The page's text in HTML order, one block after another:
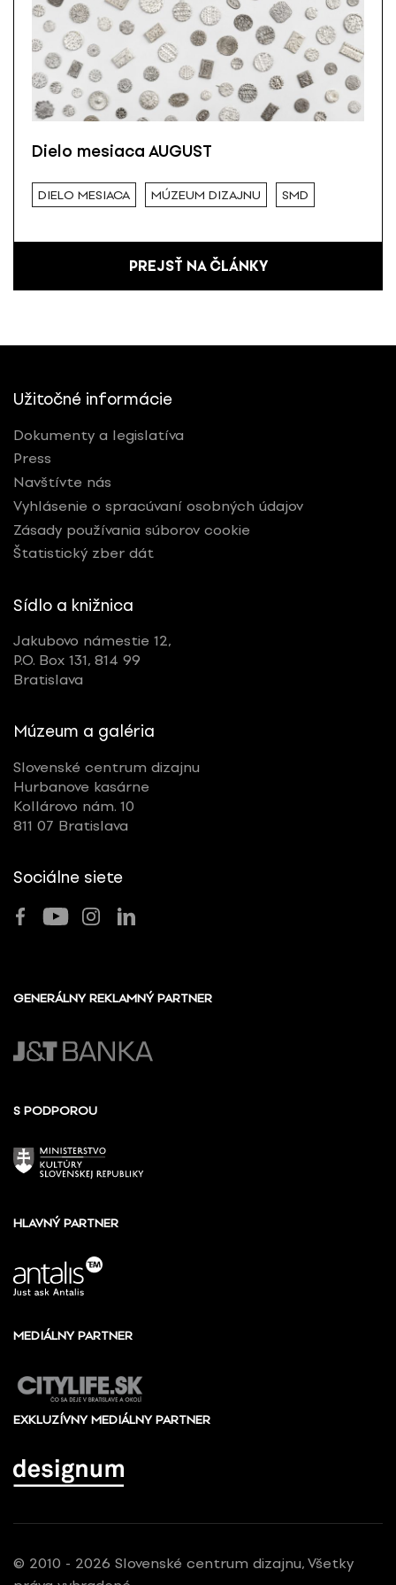
Dielo mesiaca AUGUST
DIELO MESIACA MÚZEUM DIZAJNU SMD
PREJSŤ NA ČLÁNKY
Užitočné informácie
Dokumenty a legislatíva
Press
Navštívte nás
Vyhlásenie o spracúvaní osobných údajov
Zásady používania súborov cookie
Štatistický zber dát
Sídlo a knižnica
Jakubovo námestie 12,
P.O. Box 131, 814 99
Bratislava
Múzeum a galéria
Slovenské centrum dizajnu
Hurbanove kasárne
Kollárovo nám. 10
811 07 Bratislava
Sociálne siete
GENERÁLNY REKLAMNÝ PARTNER
S PODPOROU
HLAVNÝ PARTNER
MEDIÁLNY PARTNER
EXKLUZÍVNY MEDIÁLNY PARTNER
© 2010 - 2026 Slovenské centrum dizajnu, Všetky